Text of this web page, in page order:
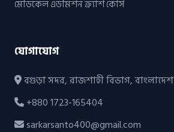
মেডিকেল এডমিশন ক্র্যাশ কোর্স
যোগাযোগ
বগুড়া সদর, রাজশাহী বিভাগ, বাংলাদেশ
+880 1723-165404
sarkarsanto400@gmail.com